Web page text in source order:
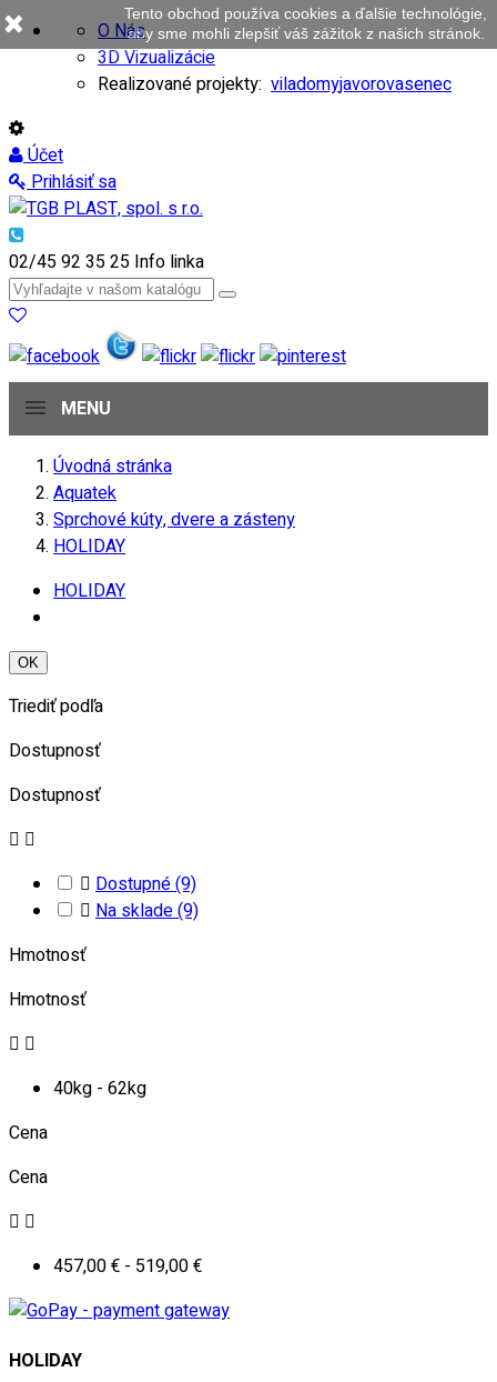
O Nás
3D Vizualizácie
Realizované projekty: viladomyjavorovasenec
Účet
Prihlásiť sa
02/45 92 35 25 Info linka
MENU
Úvodná stránka
Aquatek
Sprchové kúty, dvere a zásteny
HOLIDAY
HOLIDAY
OK
Triediť podľa
Dostupnosť
Dostupnosť
 
 Dostupné(9)
 Na sklade(9)
Hmotnosť
Hmotnosť
 
40kg - 62kg
Cena
Cena
 
457,00 € - 519,00 €
HOLIDAY
Tento obchod používa cookies a ďalšie technológie,
aby sme mohli zlepšiť váš zážitok z našich stránok.